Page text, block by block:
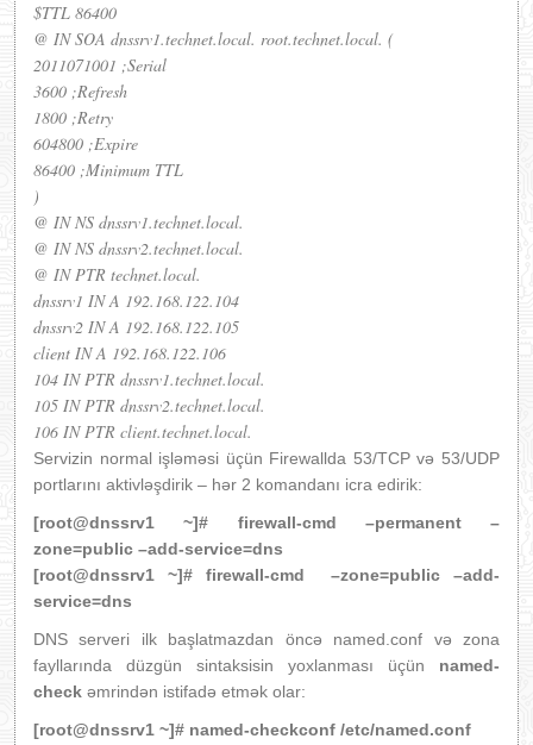
$TTL 86400
@ IN SOA dnssrv1.technet.local. root.technet.local. (
2011071001 ;Serial
3600 ;Refresh
1800 ;Retry
604800 ;Expire
86400 ;Minimum TTL
)
@ IN NS dnssrv1.technet.local.
@ IN NS dnssrv2.technet.local.
@ IN PTR technet.local.
dnssrv1 IN A 192.168.122.104
dnssrv2 IN A 192.168.122.105
client IN A 192.168.122.106
104 IN PTR dnssrv1.technet.local.
105 IN PTR dnssrv2.technet.local.
106 IN PTR client.technet.local.
Servizin normal işləməsi üçün Firewallda 53/TCP və 53/UDP
portlarını aktivləşdirik – hər 2 komandanı icra edirik:
[root@dnssrv1 ~]# firewall-cmd –permanent –
zone=public –add-service=dns
[root@dnssrv1 ~]# firewall-cmd –zone=public –add-
service=dns
DNS serveri ilk başlatmazdan öncə named.conf və zona
fayllarında düzgün sintaksisin yoxlanması üçün named-
check əmrindən istifadə etmək olar:
[root@dnssrv1 ~]# named-checkconf /etc/named.conf